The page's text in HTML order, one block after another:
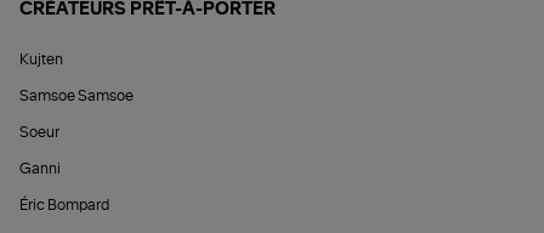
CRÉATEURS PRÊT-À-PORTER
Kujten
Samsoe Samsoe
Soeur
Ganni
Éric Bompard